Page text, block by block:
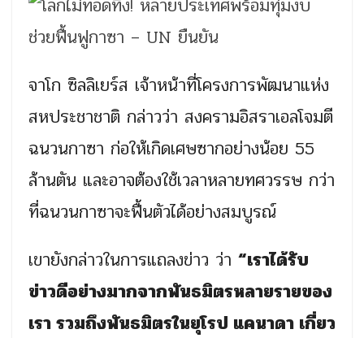
จาโก ซิลลิเยร์ส เจ้าหน้าที่โครงการพัฒนาแห่ง
สหประชาชาติ กล่าวว่า สงครามอิสราเอลโจมตี
ฉนวนกาซา ก่อให้เกิดเศษซากอย่างน้อย 55
ล้านตัน และอาจต้องใช้เวลาหลายทศวรรษ กว่า
ที่ฉนวนกาซาจะฟื้นตัวได้อย่างสมบูรณ์
เขายังกล่าวในการแถลงข่าว ว่า “เราได้รับ
ข่าวดีอย่างมากจากพันธมิตรหลายรายของ
เรา รวมถึงพันธมิตรในยุโรป แคนาดา เกี่ยว